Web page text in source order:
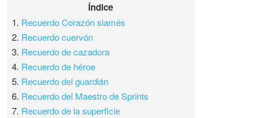
Índice
1. Recuerdo Corazón siamés
2. Recuerdo cuervón
3. Recuerdo de cazadora
4. Recuerdo de héroe
5. Recuerdo del guardián
6. Recuerdo del Maestro de Sprints
7. Recuerdo de la superficie